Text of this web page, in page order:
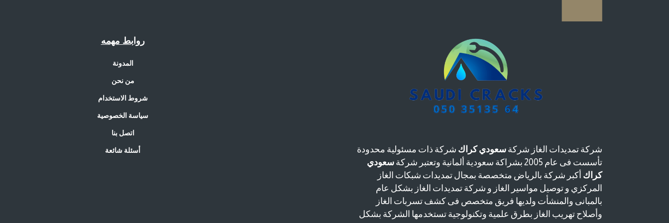
روابط مهمه
المدونة
من نحن
شروط الاستخدام
سياسة الخصوصية
اتصل بنا
أسئلة شائعة شركة تمديدات الغاز شركةسعودي كراك شركة ذات مسئولية محدودة
تأسست فى عام 2005 بشراكة سعودية ألمانية وتعتبر شركة
سعودي
كراك أكبر شركة بالرياض متخصصة بمجال تمديدات شبكات الغاز
المركزي و توصيل مواسير الغاز و شركة تمديدات الغاز بشكل عام
بالمبانى والمنشأت ولديها فريق متخصص فى كشف تسربات الغاز
وأصلاح تهريب الغاز بطرق علمية وتكنولوجية تستخدمها الشركة بشكل